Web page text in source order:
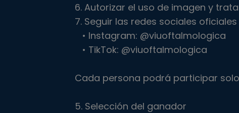
6. Autorizar el uso de imagen y
7. Seguir las redes sociales oficiales
• Instagram: @viuoftalmologica
• TikTok: @viuoftalmologica
Cada persona podrá participar
5. Selección del ganador